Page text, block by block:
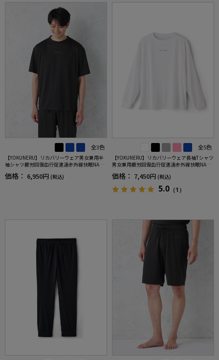
全3色
【YOKUNERU】リカバリーウェア男女兼用半
袖シャツ疲労回復血行促進遠赤外線快眠NANO
MIX(R)【一般医療機器】SS～LLサイズ
価格： 6,950円 (税込)
全5色
【YOKUNERU】リカバリーウェア長袖Tシャツ
男女兼用疲労回復血行促進遠赤外線快眠NANO
MIX(R)【一般医療機器】SS～LLサイズ
価格： 7,450円 (税込)
5.0 （1）